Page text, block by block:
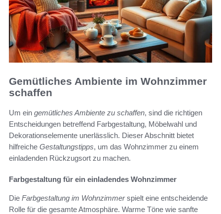
Gemütliches Ambiente im Wohnzimmer
schaffen
Um ein gemütliches Ambiente zu schaffen, sind die richtigen
Entscheidungen betreffend Farbgestaltung, Möbelwahl und
Dekorationselemente unerlässlich. Dieser Abschnitt bietet
hilfreiche Gestaltungstipps, um das Wohnzimmer zu einem
einladenden Rückzugsort zu machen.
Farbgestaltung für ein einladendes Wohnzimmer
Die Farbgestaltung im Wohnzimmerspielt eine entscheidende
Rolle für die gesamte Atmosphäre. Warme Töne wie sanfte